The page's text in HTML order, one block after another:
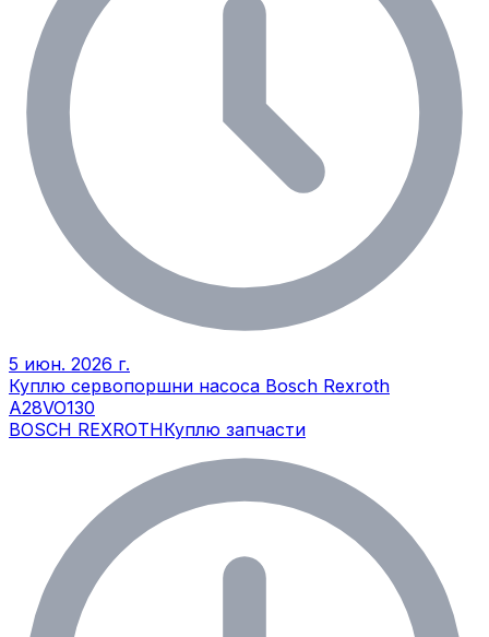
5 июн. 2026 г.
Куплю сервопоршни насоса Bosch Rexroth
A28VO130
BOSCH REXROTHКуплю запчасти